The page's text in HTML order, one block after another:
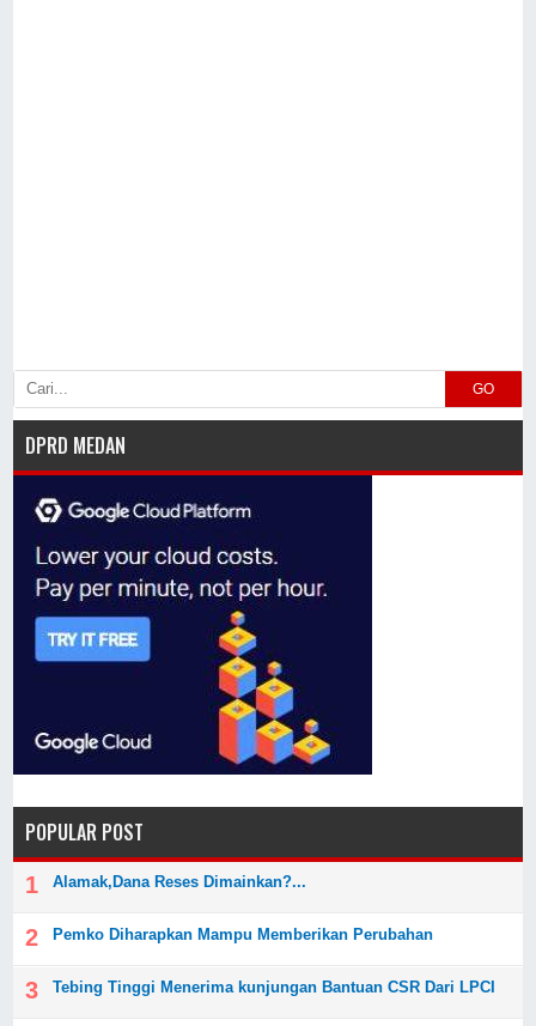
GO
DPRD MEDAN
POPULAR POST
Alamak,Dana Reses Dimainkan?...
Pemko Diharapkan Mampu Memberikan Perubahan
Tebing Tinggi Menerima kunjungan Bantuan CSR Dari LPCI